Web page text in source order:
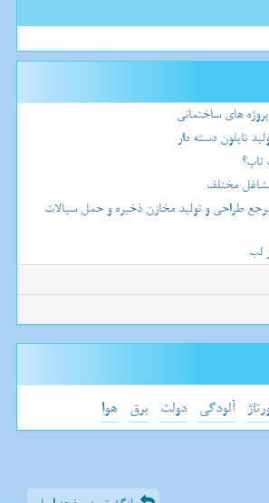
های ساختمانی
نایلون دسته دار
مشاغل مختلف
طراحی و تولید مخازن ذخیره و حمل سیالات
لب
آلودگی دولت برق هوا